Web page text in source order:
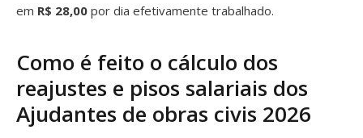
em R$ 28,00 por dia efetivamente trabalhado.
Como é feito o cálculo dos
reajustes e pisos salariais dos
Ajudantes de obras civis 2026